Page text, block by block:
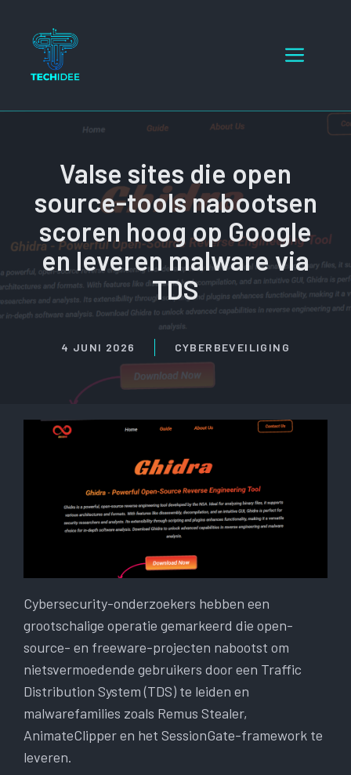
inhoud
Menu
Valse sites die open
source-tools nabootsen
scoren hoog op Google
en leveren malware via
TDS
4 JUNI 2026 CYBERBEVEILIGING
Cybersecurity-onderzoekers hebben een
grootschalige operatie gemarkeerd die open-
source- en freeware-projecten nabootst om
nietsvermoedende gebruikers door een Traffic
Distribution System (TDS) te leiden en
malwarefamilies zoals Remus Stealer,
AnimateClipper en het SessionGate-framework te
leveren.